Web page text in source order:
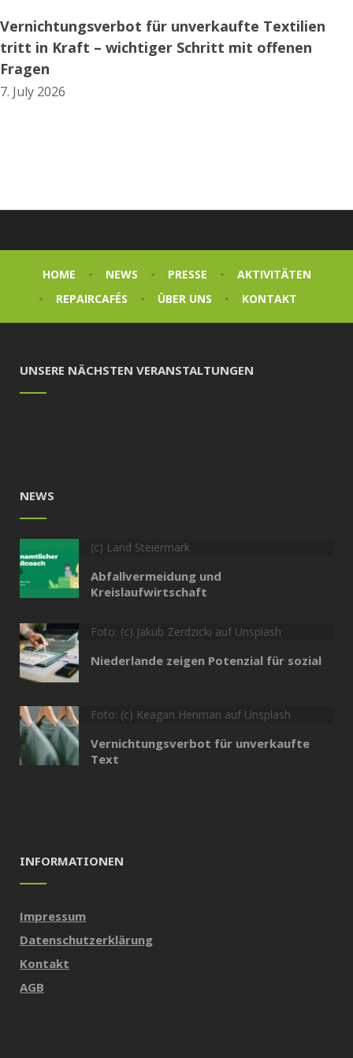
Vernichtungsverbot für unverkaufte Textilien
tritt in Kraft – wichtiger Schritt mit offenen
Fragen
7. July 2026
HOME NEWS PRESSE
AKTIVITÄTEN
REPAIRCAFÉS
ÜBER UNS KONTAKT
UNSERE NÄCHSTEN VERANSTALTUNGEN
NEWS
(c) Land Steiermark
Abfallvermeidung und
Kreislaufwirtschaft
Foto: (c) Jakub Zerdzicki auf Unsplash
Niederlande zeigen Potenzial für sozial
Foto: (c) Keagan Henman auf Unsplash
Vernichtungsverbot für unverkaufte
Text
INFORMATIONEN
Impressum
Datenschutzerklärung
Kontakt
AGB